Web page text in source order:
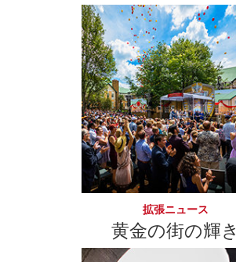
拡張ニュース
黄金の街の輝き